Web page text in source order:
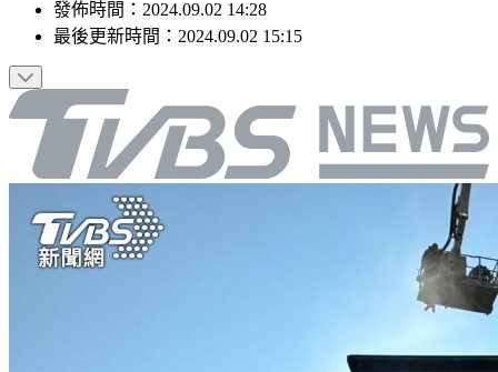
發佈時間： 2024.09.02 14:28
最後更新時間： 2024.09.02 15:15